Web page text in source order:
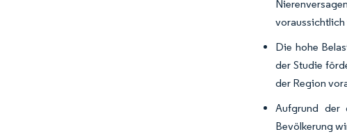
Die hohe
der Studie
der Region
Aufgrund der
Bevölkerung